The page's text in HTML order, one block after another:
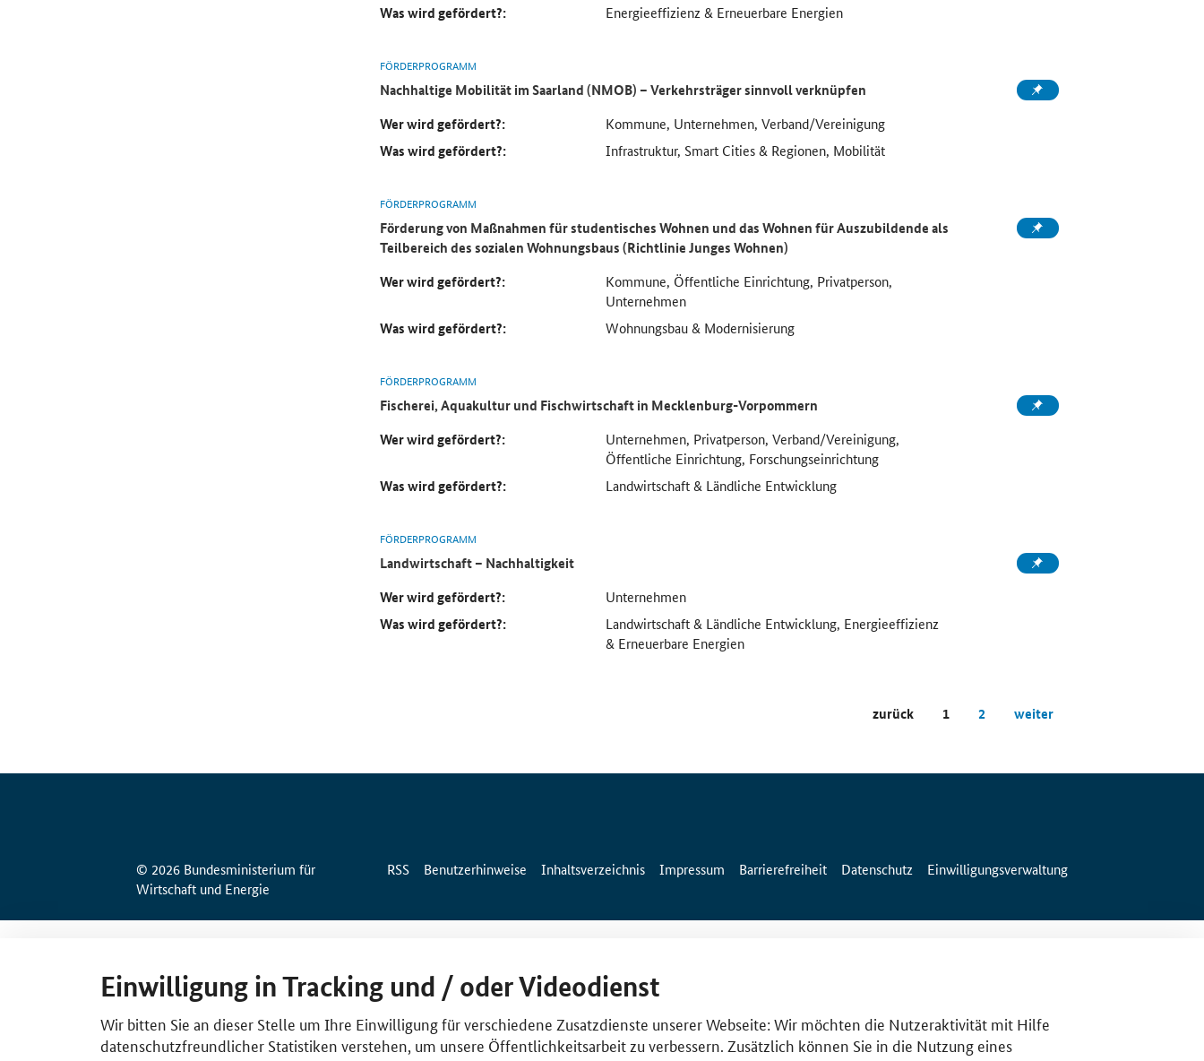
Was wird gefördert?: Energieeffizienz & Erneuerbare Energien
FÖRDERPROGRAMM
Nachhaltige Mobilität im Saarland (NMOB) – Verkehrsträger sinnvoll verknüpfen
Wer wird gefördert?:
Kommune, Unternehmen, Verband/Vereinigung
Was wird gefördert?: Infrastruktur, Smart Cities & Regionen, Mobilität
FÖRDERPROGRAMM
Förderung von Maßnahmen für studentisches Wohnen und das Wohnen für Auszubildende als
Teilbereich des sozialen Wohnungsbaus (Richtlinie Junges Wohnen)
Wer wird gefördert?:
Kommune, Öffentliche Einrichtung, Privatperson,
Unternehmen
Was wird gefördert?: Wohnungsbau & Modernisierung
FÖRDERPROGRAMM
Fischerei, Aquakultur und Fischwirtschaft in Mecklenburg-Vorpommern
Wer wird gefördert?:
Unternehmen, Privatperson, Verband/Vereinigung,
Öffentliche Einrichtung, Forschungseinrichtung
Was wird gefördert?: Landwirtschaft & Ländliche Entwicklung
FÖRDERPROGRAMM
Landwirtschaft – Nachhaltigkeit
Wer wird gefördert?:
Unternehmen
Was wird gefördert?:
Landwirtschaft & Ländliche Entwicklung, Energieeffizienz
& Erneuerbare Energien
zurück 1 2 weiter
© 2026 Bundesministerium für
Wirtschaft und Energie
RSS Benutzerhinweise Inhaltsverzeichnis Impressum Barrierefreiheit Datenschutz Einwilligungsverwaltung
Einwilligung in Tracking und / oder Videodienst
Wir bitten Sie an dieser Stelle um Ihre Einwilligung für verschiedene Zusatzdienste unserer Webseite: Wir möchten die Nutzeraktivität mit Hilfe
datenschutzfreundlicher Statistiken verstehen, um unsere Öffentlichkeitsarbeit zu verbessern. Zusätzlich können Sie in die Nutzung eines